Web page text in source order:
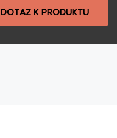
DOTAZ K PRODUKTU